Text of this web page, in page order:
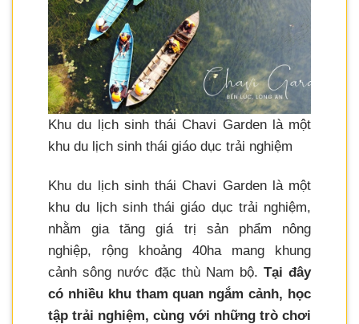
Khu du lịch sinh thái Chavi Garden là một
khu du lịch sinh thái giáo dục trải nghiệm
Khu du lịch sinh thái Chavi Garden là một
khu du lịch sinh thái giáo dục trải nghiệm,
nhằm gia tăng giá trị sản phẩm nông
nghiệp, rộng khoảng 40ha mang khung
cảnh sông nước đặc thù Nam bộ. Tại đây
có nhiều khu tham quan ngắm cảnh, học
tập trải nghiệm, cùng với những trò chơi